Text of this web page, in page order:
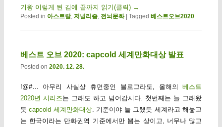
기왕 이렇게 된 김에 끝까지 읽기(클릭) →
Posted in 아스트랄, 저널리즘, 전뇌문화 Tagged 베스트오브2020
베스트 오브 2020: capcold 세계만화대상 발표
Posted on 2020. 12. 28.
!@#… 아무리 사실상 휴면중인 블로그라도, 올해의베스트
2020년 시리즈는 그래도 하고 넘어갑시다. 첫번째는 늘 그래왔
듯capcold 세계만화대상. 기준이야 늘 그랬듯 세계라고 해놓고
는 한국이라는 만화권역 기준에서만 뽑는 상이고, 너무나 많고